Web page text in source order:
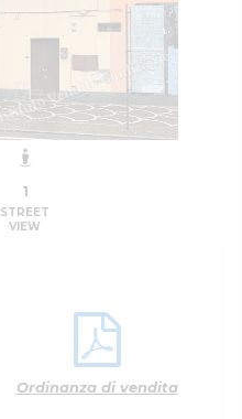
1
STREET
VIEW
Ordinanza di vendita